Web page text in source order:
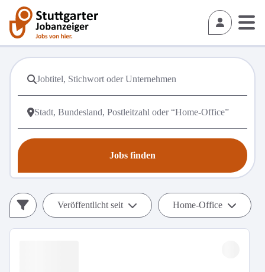
Jobs finden
Veröffentlicht seit Home-Office